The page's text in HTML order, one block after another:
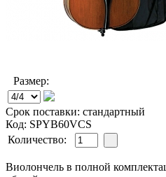
Размер:
Срок поставки: стандартный
Код: SPYB60VCS
Количество:
Виолончель в полной